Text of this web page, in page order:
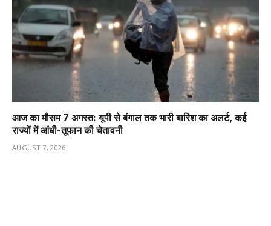
आज का मौसम 7 अगस्त: यूपी से बंगाल तक भारी बारिश का अलर्ट, कई
राज्यों में आंधी-तूफान की चेतावनी
AUGUST 7, 2026